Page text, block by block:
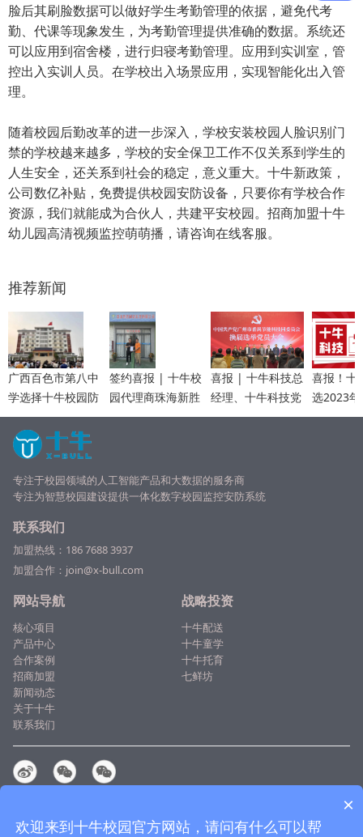
脸后其刷脸数据可以做好学生考勤管理的依据，避免代考
勤、代课等现象发生，为考勤管理提供准确的数据。系统还
可以应用到宿舍楼，进行归寝考勤管理。应用到实训室，管
控出入实训人员。在学校出入场景应用，实现智能化出入管
理。
随着校园后勤改革的进一步深入，学校安装校园人脸识别门
禁的学校越来越多，学校的安全保卫工作不仅关系到学生的
人生安全，还关系到社会的稳定，意义重大。十牛新政策，
公司数亿补贴，免费提供校园安防设备，只要你有学校合作
资源，我们就能成为合伙人，共建平安校园。招商加盟十牛
幼儿园高清视频监控萌萌播，请咨询在线客服。
推荐新闻
广西百色市第八中
学选择十牛校园防
霸凌系统，筑立校
园防霸凌建设
签约喜报 | 十牛校
园代理商珠海新胜
网络科技加盟十牛
喜报 | 十牛科技总
经理、十牛科技党
支部书记李琼当选
委员
喜报！十
选2023
上市企业
专注于校园领域的人工智能产品和大数据的服务商
专注为智慧校园建设提供一体化数字校园监控安防系统
联系我们
加盟热线： 186 7688 3937
加盟合作：join@x-bull.com
网站导航
核心项目
产品中心
合作案例
招商加盟
新闻动态
关于十牛
联系我们
战略投资
十牛配送
十牛童学
十牛托育
七鲜坊
免责声明|网站地图
×
欢迎来到十牛校园官方网站，请问有什么可以帮